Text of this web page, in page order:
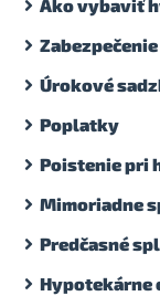
Ako vybaviť
Úrokové
Poplatky
Poistenie pri
Mimoriadne
Predčasné